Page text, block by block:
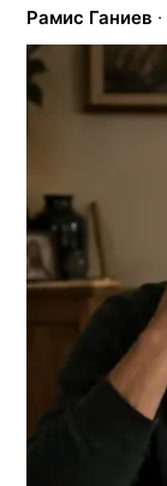
Рамис Ганиев ∙